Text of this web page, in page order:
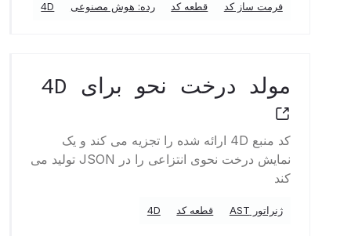
فرمت ساز کد قطعه کد رده: هوش مصنوعی 4D
مولد درخت نحو برای 4D
کد منبع 4D ارائه شده را تجزیه می کند و یک
نمایش درخت نحوی انتزاعی را در JSON تولید می
کند
ژنراتور AST قطعه کد 4D